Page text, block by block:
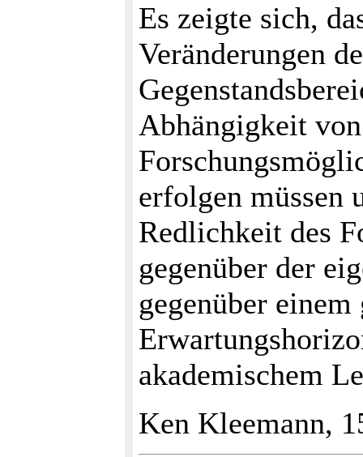
Es zeigte sich,
Veränderungen
Abhängigkeit
erfolgen müssen
Redlichkeit des
gegenüber der
gegenüber
akademischem
Ken Kleemann,